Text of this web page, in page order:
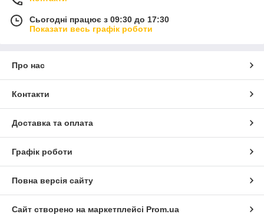
Сьогодні працює з 09:30 до 17:30
Показати весь графік роботи
Про нас
Контакти
Доставка та оплата
Графік роботи
Повна версія сайту
Сайт створено на маркетплейсі Prom.ua